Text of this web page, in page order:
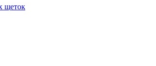
щеток